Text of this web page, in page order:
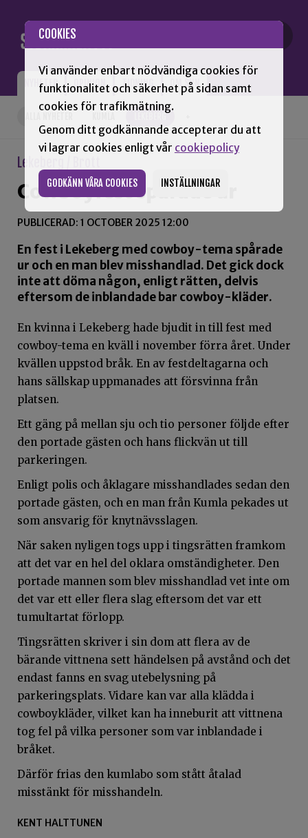
COOKIES
Vi använder enbart nödvändiga cookies för
funktionalitet och säkerhet på sidan samt
cookies för trafikmätning.
Genom ditt godkännande accepterar du att
vi lagrar cookies enligt vår cookiepolicy
GODKÄNN VÅRA COOKIES INSTÄLLNINGAR
NYHETER OPINION TIDNING OM SNN
LEKEBERG
Lekeberg / Brott
Cowboyfest spårade ur
PUBLICERAD: 1 OCTOBER 2025 12:00
En fest i Lekeberg med cowboy-tema spårade
ur och en man blev misshandlad. Det gick dock
inte att döma någon, enligt rätten, delvis
eftersom de inblandade bar cowboy-kläder.
En kvinna i Lekeberg hade bjudit in till fest med
cowboy-tema en kväll i november förra året. Under
kvällen uppstod bråk. En av festdeltagarna och
hans sällskap uppmanades att försvinna från
platsen.
Ett gäng på mellan sju och tio personer följde efter
den portade gästen och hans flickvän ut till
parkeringen.
Enligt polis och åklagare misshandlades sedan den
portade gästen, och en man från Kumla pekades ut
som ansvarig för knytnävsslagen.
När saken nyligen togs upp i tingsrätten framkom
att det var en hel del oklara omständigheter. Den
portade mannen som blev misshandlad vet inte om
det var ett eller flera slag eftersom det var ett
tumultartat förlopp.
Tingsrätten skriver i sin dom att flera av de
bärande vittnena sett händelsen på avstånd och det
endast fanns en svag utebelysning på
parkeringsplats. Vidare kan var alla klädda i
cowboykläder, vilket kan ha inneburit att vittnena
tog fel på vilka personer som var inblandade i
bråket.
Därför frias den kumlabo som stått åtalad
misstänkt för misshandeln.
KENT HALTTUNEN